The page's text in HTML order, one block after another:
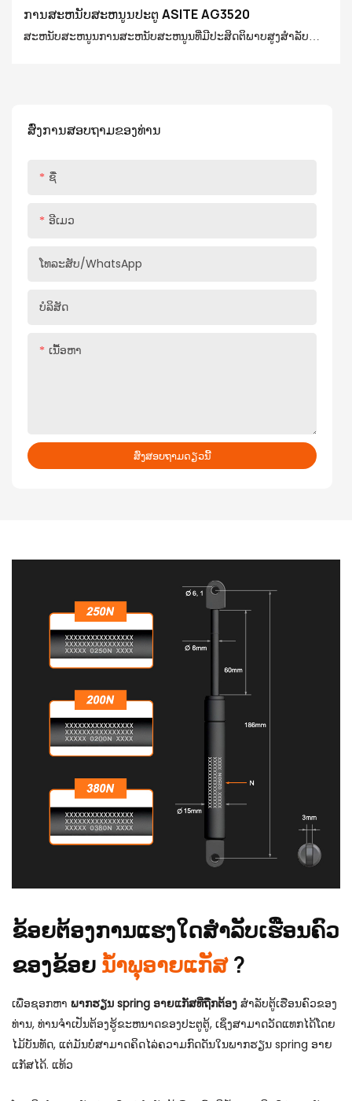
ສົ່ງການສອບຖາມຂອງທ່ານ
ຊື່
ອີເມວ
ໂທລະສັບ/whatsApp
ບໍລິສັດ
ເນື້ອຫາ
ສົ່ງສອບຖາມດຽວນີ້
ການສະຫນັບສະຫນູນປະຕູ ASITE AG3520
ສະຫນັບສະຫນູນການສະຫນັບສະຫນູນທີ່ມີປະສິດຕິພາບສູງສໍາລັບ
ຂ້ອຍຕ້ອງການແຮງໃດສໍາລັບເຮືອນຄົວ
ຂອງຂ້ອຍ ນ້ຳພຸອາຍແກັສ?
ເພື່ອຊອກຫາ ພາກຮຽນ spring ອາຍແກັສທີ່ຖືກຕ້ອງ ສໍາລັບຕູ້ເຮືອນຄົວຂອງ
ທ່ານ, ທ່ານຈໍາເປັນຕ້ອງຮູ້ຂະຫນາດຂອງປະຕູຕູ້, ເຊິ່ງສາມາດວັດແທກໄດ້ໂດຍ
ໄມ້ບັນທັດ, ແຕ່ມັນບໍ່ສາມາດຄິດໄລ່ຄວາມກົດດັນໃນພາກຮຽນ spring ອາຍ
ແກັສໄດ້. ແທ້ວ